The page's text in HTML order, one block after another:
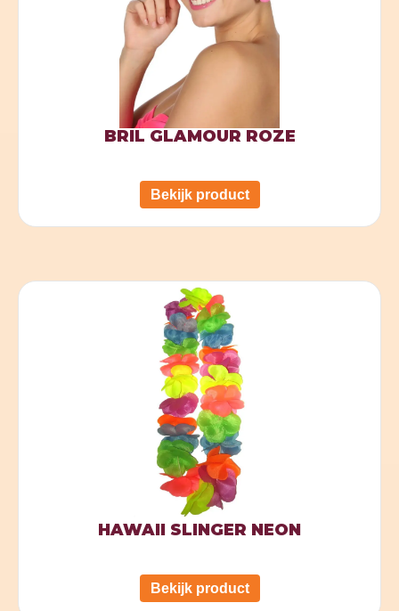
BRIL GLAMOUR ROZE
Bekijk product
HAWAII SLINGER NEON
Bekijk product